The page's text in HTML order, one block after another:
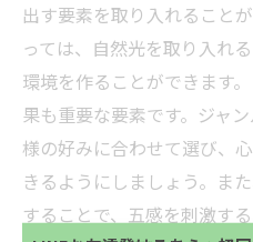
出す要素を取り入れること
っては、自然光を取り入れ
環境を作ることができます
果も重要な要素です。ジャ
様の好みに合わせて選び、
きるようにしましょう。ま
することで、五感を刺激す
当サロンの公式LINE@に
初回 500円OFFさせて頂
当サロンの公式LINE@に
初回 500円OFFさせて頂
方、不必要な方 お手数で
い。